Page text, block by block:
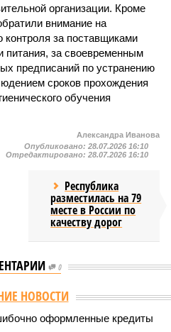
организации. Кроме
внимание на
контроля за поставщиками
питания, за своевременным
предписаний по устранению
сроков прохождения
обучения
Александра Иванова
Опубликовано: 28.07.2026 16:10
Отредактировано: 28.07.2026 16:10
Республика
разместилась на 79
месте в России по
качеству дорог
0
удостоверения мастеров
2084